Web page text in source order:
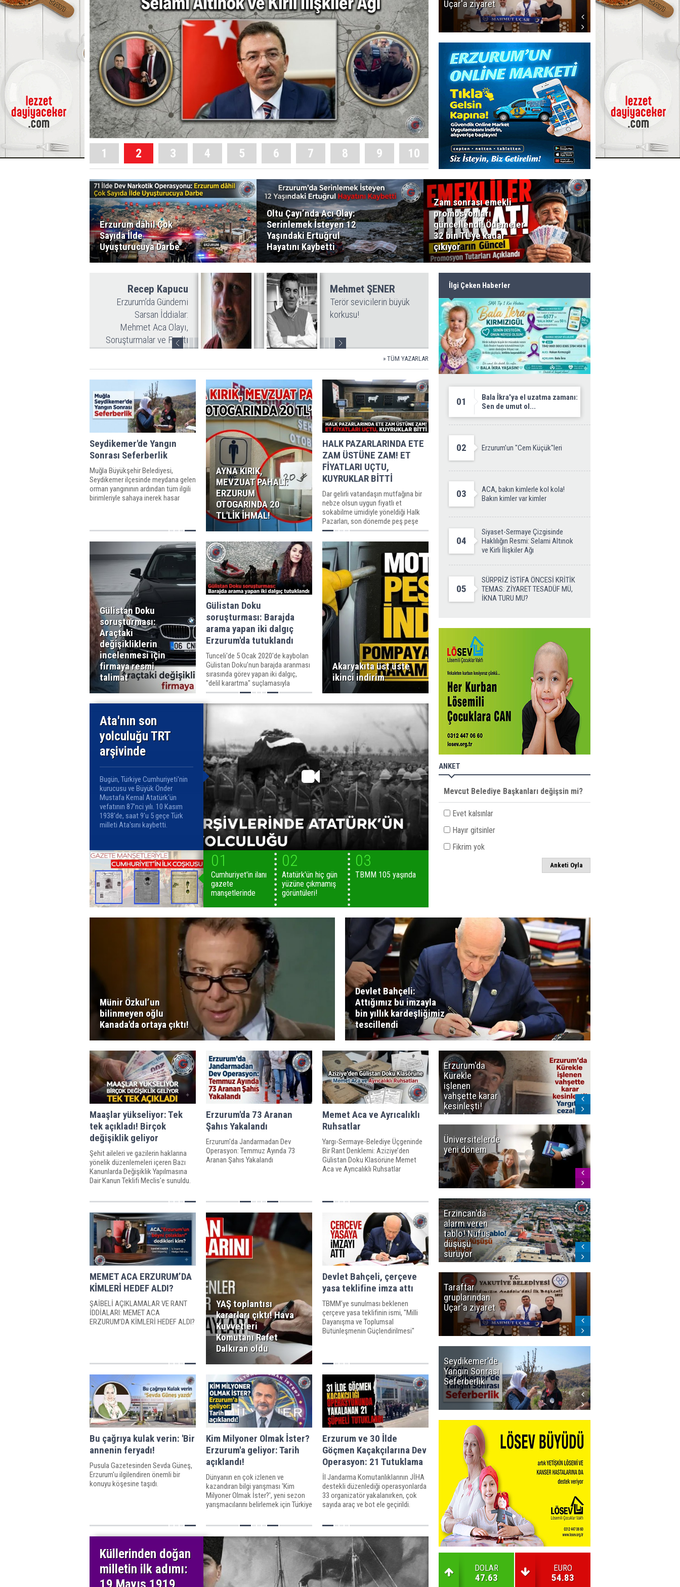
1 2 3 4 5 6 7 8 9 10
Uçar'a ziyaret
başlıyor! İlk
düdük Bolu'da
Erzurum dâhil Çok
Sayıda İlde
Uyuşturucuya Darbe
Oltu Çayı’nda Acı Olay:
Serinlemek İsteyen 12
Yaşındaki Ertuğrul
Hayatını Kaybetti
Zam sonrası emekli
promosyonları
güncellendi! Ödemeler
32 bin TL'ye kadar
çıkıyor
Recep Kapucu
Erzurum’da Gündemi
Sarsan İddialar:
Mehmet Aca Olayı,
Soruşturmalar ve Fısıltı
Gazetesi
Mehmet ŞENER
Terör sevicilerin büyük
korkusu!
Hafiye
Ak Parti il Başkanı kim
olacak!
prev next
» TÜM YAZARLAR
İlgi Çeken Haberler
01
Bala İkra'ya el uzatma zamanı:
Sen de umut ol...
02 Erzurum’un "Cem Küçük"leri
03
ACA, bakın kimlerle kol kola!
Bakın kimler var kimler
04
Siyaset-Sermaye Çizgisinde
Haklılığın Resmi: Selami Altınok
ve Kirli İlişkiler Ağı
05
SÜRPRİZ İSTİFA ÖNCESİ KRİTİK
TEMAS: ZİYARET TESADÜF MÜ,
İKNA TURU MU?
ANKET
Mevcut Belediye Başkanları değişsin mi?
Evet kalsınlar
Hayır gitsinler
Fikrim yok
Seydikemer'de Yangın
Sonrası Seferberlik
Muğla Büyükşehir Belediyesi,
Seydikemer ilçesinde meydana gelen
orman yangınının ardından tüm ilgili
birimleriyle sahaya inerek hasar
hasar tespit komisyonu
AYNA KIRIK,
MEVZUAT PAHALI:
ERZURUM
OTOGARINDA 20
TL'LİK İHMAL!
HALK PAZARLARINDA ETE
ZAM ÜSTÜNE ZAM! ET
FİYATLARI UÇTU,
KUYRUKLAR BİTTİ
Dar gelirli vatandaşın mutfağına bir
nebze olsun uygun fiyatlı et
sokabilme ümidiyle yöneldiği Halk
Pazarları, son dönemde peş peşe
yapılan zamlarla gündemden
düşmüyor.
Gülistan Doku
soruşturması:
Araçtaki
değişikliklerin
incelenmesi için
firmaya resmi
talimat
Gülistan Doku
soruşturması: Barajda
arama yapan iki dalgıç
Erzurum'da tutuklandı
Tunceli'de 5 Ocak 2020'de kaybolan
Gülistan Doku’nun barajda aranması
sırasında görev yapan iki dalgıç,
"delil karartma" suçlamasıyla
tutuklandı
Akaryakıta üst üste
ikinci indirim
Ata'nın son
yolculuğu TRT
arşivinde
Bugün, Türkiye Cumhuriyeti'nin
kurucusu ve Büyük Önder
Mustafa Kemal Atatürk'ün
vefatının 87'nci yılı. 10 Kasım
1938'de, saat 9'u 5 geçe Türk
milleti Ata'sını kaybetti.
01
Cumhuriyet'in ilanı
gazete
manşetlerinde
02
Atatürk'ün hiç gün
yüzüne çıkmamış
görüntüleri!
03
TBMM 105 yaşında
Münir Özkul’un
bilinmeyen oğlu
Kanada'da ortaya çıktı!
Devlet Bahçeli:
Attığımız bu imzayla
bin yıllık kardeşliğimiz
tescillendi
Maaşlar yükseliyor: Tek
tek açıkladı! Birçok
değişiklik geliyor
Şehit aileleri ve gazilerin haklarına
yönelik düzenlemeleri içeren Bazı
Kanunlarda Değişiklik Yapılmasına
Dair Kanun Teklifi Meclis'e sunuldu.
ilgili detaylar belli oldu.
Erzurum'da 73 Aranan
Şahıs Yakalandı
Erzurum'da Jandarmadan Dev
Operasyon: Temmuz Ayında 73
Aranan Şahıs Yakalandı
Memet Aca ve Ayrıcalıklı
Ruhsatlar
Yargı-Sermaye-Belediye Üçgeninde
Bir Rant Denklemi: Aziziye’den
Gülistan Doku Klasörüne Memet
Aca ve Ayrıcalıklı Ruhsatlar
MEMET ACA ERZURUM’DA
KİMLERİ HEDEF ALDI?
ŞAİBELİ AÇIKLAMALAR VE RANT
İDDİALARI: MEMET ACA
ERZURUM’DA KİMLERİ HEDEF ALDI?
YAŞ toplantısı
kararları çıktı! Hava
Kuvvetleri
Komutanı Rafet
Dalkıran oldu
Devlet Bahçeli, çerçeve
yasa teklifine imza attı
TBMM’ye sunulması beklenen
çerçeve yasa teklifinin ismi, "Milli
Dayanışma ve Toplumsal
Bütünleşmenin Güçlendirilmesi"
Akçay ve Filiz Kılıç
Bu çağrıya kulak verin: 'Bir
annenin feryadı!
Pusula Gazetesinden Sevda Güneş,
Erzurum'u ilgilendiren önemli bir
konuyu köşesine taşıdı.
Kim Milyoner Olmak İster?
Erzurum'a geliyor: Tarih
açıklandı!
Dünyanın en çok izlenen ve
kazandıran bilgi yarışması 'Kim
Milyoner Olmak İster?', yeni sezon
yarışmacılarını belirlemek için Türkiye
Erzurum ve 30 İlde
Göçmen Kaçakçılarına Dev
Operasyon: 21 Tutuklama
İl Jandarma Komutanlıklarının JİHA
destekli düzenlediği operasyonlarda
33 organizatör yakalanırken, çok
sayıda araç ve bot ele geçirildi.
Erzurum'da
Kürekle
işlenen
vahşette karar
kesinleşti!
Yargıtay
cezaları onadı
Üniversitelerde
yeni dönem
Erzincan'da
alarm veren
tablo! Nüfus
düşüşü
sürüyor
Taraftar
gruplarından
Uçar'a ziyaret
Seydikemer'de
Yangın Sonrası
Seferberlik
DOLAR
47.63
EURO
54.83
Küllerinden doğan
milletin ilk adımı: